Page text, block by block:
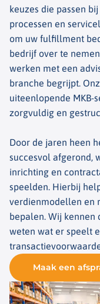
keuzes die passen
processen en
om uw fulfillment
bedrijf over te
werken met een
branche begrijpt.
uiteenlopende MKB-
zorgvuldig en
Door de jaren heen
succesvol afgerond,
inrichting en
speelden. Hierbij
verdienmodellen en
bepalen. Wij kennen
weten wat er speelt
Maak een